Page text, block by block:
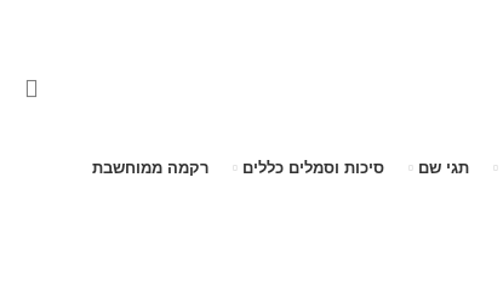
תגי שם סיכות וסמלים כללים רקמה ממוחשבת